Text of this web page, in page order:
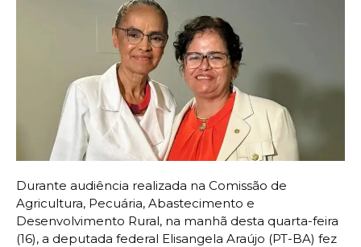
Durante audiência realizada na Comissão de
Agricultura, Pecuária, Abastecimento e
Desenvolvimento Rural, na manhã desta quarta-feira
(16), a deputada federal Elisangela Araújo (PT-BA) fez